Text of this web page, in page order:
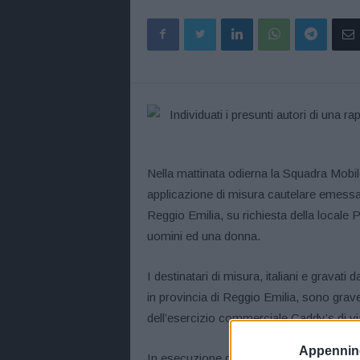
Nella mattinata odierna la Squadra
applicazione di misura cautelare
Reggio Emilia, su richiesta della locale
uomini ed una donna.
I destinatari di misura, italiani e gravati
in provincia di Reggio Emilia, sono
dell’esercizio commerciale Caddy’s di